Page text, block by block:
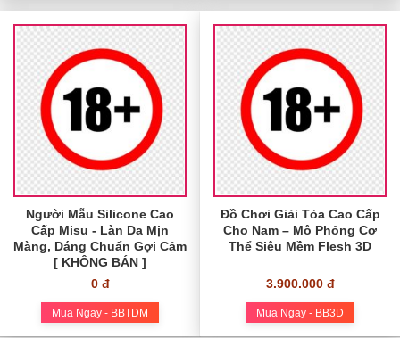
Người Mẫu Silicone Cao
Cấp Misu - Làn Da Mịn
Màng, Dáng Chuẩn Gợi Cảm
[ KHÔNG BÁN ]
0 đ
Mua Ngay - BBTDM
Đồ Chơi Giải Tỏa Cao Cấp
Cho Nam – Mô Phỏng Cơ
Thể Siêu Mềm Flesh 3D
3.900.000 đ
Mua Ngay - BB3D